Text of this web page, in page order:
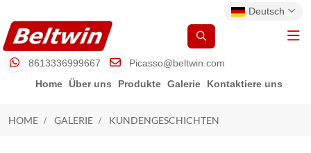
Deutsch
8613336999667
Picasso@beltwin.com
Home Über uns Produkte Galerie Kontaktiere uns
HOME GALERIE KUNDENGESCHICHTEN